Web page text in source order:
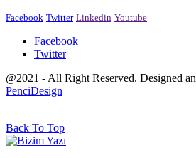
Facebook Twitter Linkedin Youtube
Facebook
Twitter
@2021 - All Right Reserved. Designed
PenciDesign
Back To Top